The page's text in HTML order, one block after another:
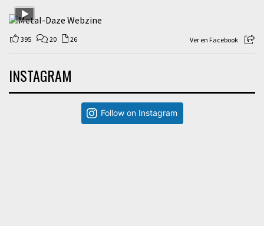
395 20 26 Ver en Facebook
INSTAGRAM
Follow on Instagram